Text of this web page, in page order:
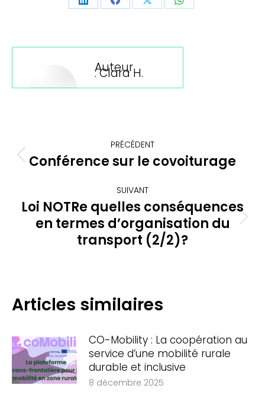
PartagerPartagerPartagerPartager
Auteur
:Clara H.
Navigation
article PRÉCÉDENT
Article
:
Conférence sur le covoiturage
SUIVANT
Article
suivant
Loi NOTRe quelles conséquences
en termes d’organisation du
transport (2/2)?
Articles similaires
CO-Mobility : La coopération au
service d’une mobilité rurale
durable et inclusive
8 décembre 2025